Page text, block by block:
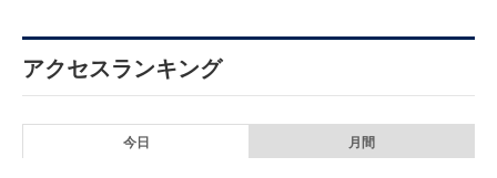
アクセスランキング
今日 月間